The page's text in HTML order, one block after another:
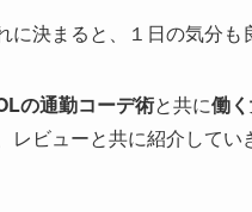
に決まると、１日の気分
の通勤コーデ術と共に働
レビューと共に紹介してい